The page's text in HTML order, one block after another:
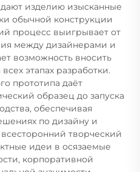
изделию изысканные
обычной конструкции
процесс выигрывает от
между дизайнерами и
возможность вносить
этапах разработки.
прототипа даёт
образец до запуска
обеспечивая
по дизайну и
творческий
идеи в осязаемые
корпоративной